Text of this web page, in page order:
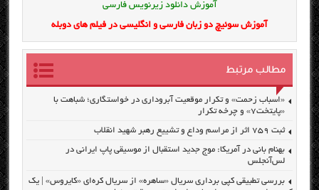
آموزش دانلود زیرنویس فارسی
آموزش سوئیچ دو زبان فارسی و انگلیسی در فیلم های دوبله
مطالب مرتبط
«اسباب زحمت» و تکرار موقعیت آبروداری در خواستگاری؛ شباهت با
«پایتخت۷» و چرخه تکرار
ثبت ۷۵۹ اثر از مراسم وداع و تشییع رهبر شهید انقلاب
بهنام بانی در آمریکا: موج جدید استقبال از موسیقی پاپ ایرانی در
لس‌آنجلس
بررسی تطبیقی کپی برداری سریال «ساهره» از سریال کره‌ای «کایروس» | یک